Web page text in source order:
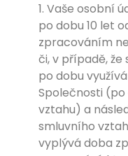
1. Vaše osobní
po dobu 10 let
zpracováním
či, v případě,
po dobu
Společnosti
vztahu) a
smluvního
vyplývá doba